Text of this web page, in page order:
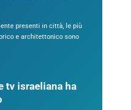
presenti in città, le più
e architettonico sono
tv israeliana ha